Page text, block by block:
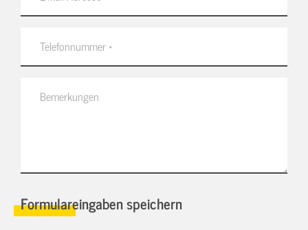
Formulareingaben speichern